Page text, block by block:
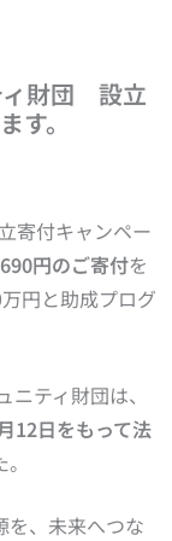
ィ財団 設立
す。
寄付キャンペー
円のご寄付を
円と助成プログ
ティ財団は、
12日をもって法
、未来へつな